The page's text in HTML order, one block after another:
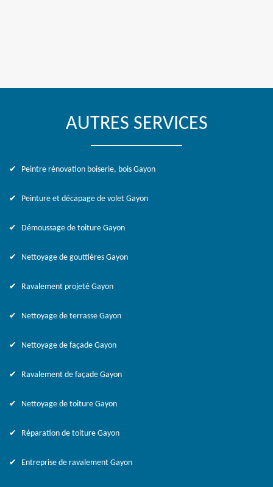
AUTRES SERVICES
Peintre rénovation boiserie, bois Gayon
Peinture et décapage de volet Gayon
Démoussage de toiture Gayon
Nettoyage de gouttières Gayon
Ravalement projeté Gayon
Nettoyage de terrasse Gayon
Nettoyage de façade Gayon
Ravalement de façade Gayon
Nettoyage de toiture Gayon
Réparation de toiture Gayon
Entreprise de ravalement Gayon